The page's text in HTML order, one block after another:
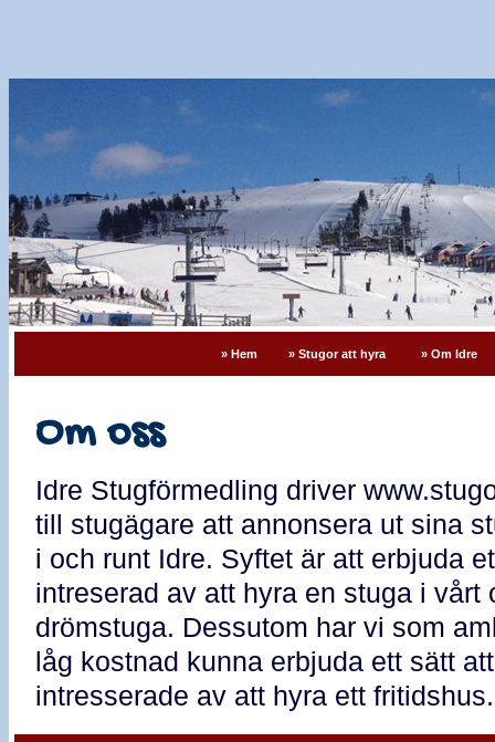
» Hem » Stugor att hyra » Om Idre
Om oss
Idre Stugförmedling driver
till stugägare att annonsera ut sina
i och runt Idre. Syftet är att erbjuda
intreserad av att hyra en stuga i vårt
drömstuga. Dessutom har vi som
låg kostnad kunna erbjuda ett sätt
intresserade av att hyra ett fritidshus.